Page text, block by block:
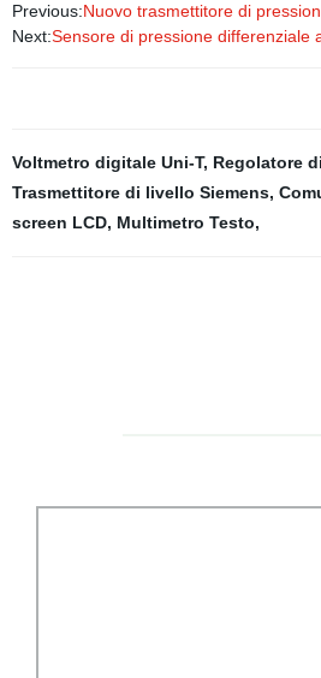
Previous:Nuovo trasmettitore di
Next:Sensore di pressione differenziale
Voltmetro digitale Uni-T, Regolatore
Trasmettitore di livello Siemens,
screen LCD, Multimetro Testo,